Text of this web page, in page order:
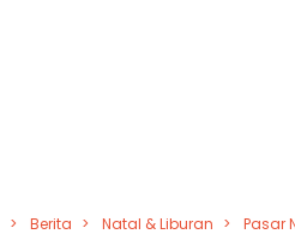
Berita Natal & Liburan Pasar